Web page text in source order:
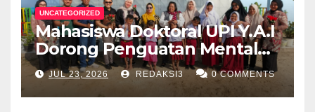
UNCATEGORIZED
Mahasiswa Doktoral UPI Y.A.I
Dorong Penguatan Mental
Keluarga Anak
Berkebutuhan Khusus di
Palembang
JUL 23, 2026 REDAKSI3 0 COMMENTS